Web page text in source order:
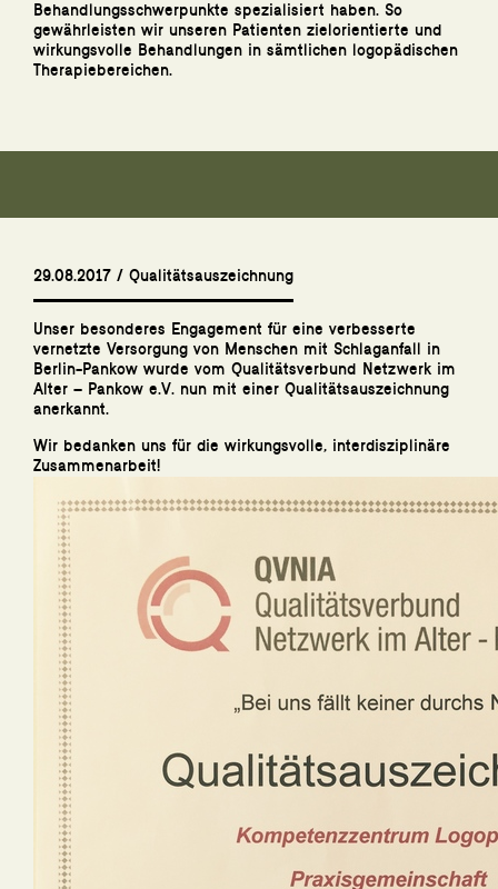
Behandlungsschwerpunkte spezialisiert haben. So
gewährleisten wir unseren Patienten zielorientierte und
wirkungsvolle Behandlungen in sämtlichen logopädischen
Therapiebereichen.
29.08.2017 / Qualitätsauszeichnung
Unser besonderes Engagement für eine verbesserte
vernetzte Versorgung von Menschen mit Schlaganfall in
Berlin-Pankow wurde vom Qualitätsverbund Netzwerk im
Alter – Pankow e.V. nun mit einer Qualitätsauszeichnung
anerkannt.
Wir bedanken uns für die wirkungsvolle, interdisziplinäre
Zusammenarbeit!